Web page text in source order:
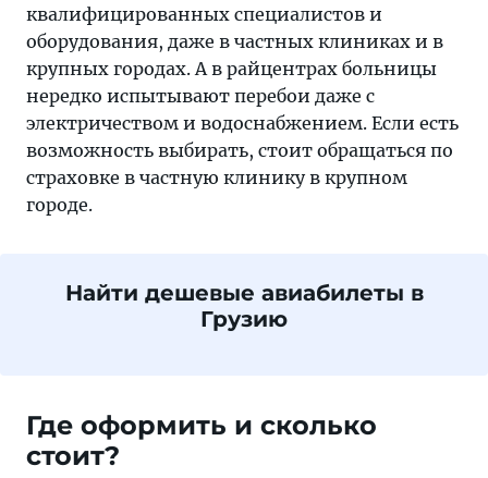
квалифицированных специалистов и
оборудования, даже в частных клиниках и в
крупных городах. А в райцентрах больницы
нередко испытывают перебои даже с
электричеством и водоснабжением. Если есть
возможность выбирать, стоит обращаться по
страховке в частную клинику в крупном
городе.
Найти дешевые авиабилеты в
Грузию
Где оформить и сколько
стоит?